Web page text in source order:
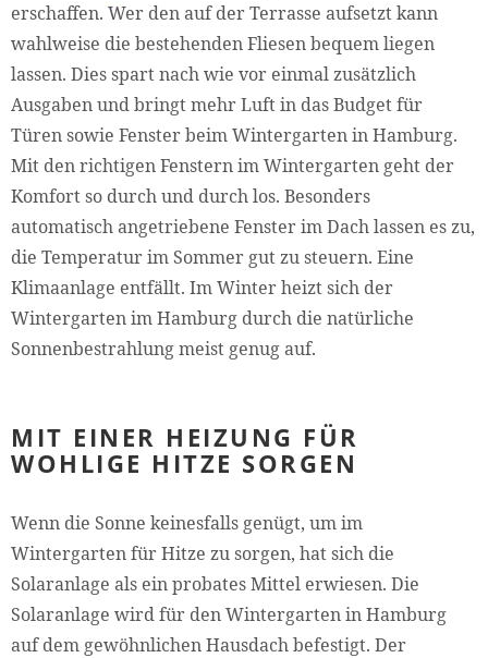
erschaffen. Wer den auf der Terrasse aufsetzt kann
wahlweise die bestehenden Fliesen bequem liegen
lassen. Dies spart nach wie vor einmal zusätzlich
Ausgaben und bringt mehr Luft in das Budget für
Türen sowie Fenster beim Wintergarten in Hamburg.
Mit den richtigen Fenstern im Wintergarten geht der
Komfort so durch und durch los. Besonders
automatisch angetriebene Fenster im Dach lassen es zu,
die Temperatur im Sommer gut zu steuern. Eine
Klimaanlage entfällt. Im Winter heizt sich der
Wintergarten im Hamburg durch die natürliche
Sonnenbestrahlung meist genug auf.
MIT EINER HEIZUNG FÜR
WOHLIGE HITZE SORGEN
Wenn die Sonne keinesfalls genügt, um im
Wintergarten für Hitze zu sorgen, hat sich die
Solaranlage als ein probates Mittel erwiesen. Die
Solaranlage wird für den Wintergarten in Hamburg
auf dem gewöhnlichen Hausdach befestigt. Der